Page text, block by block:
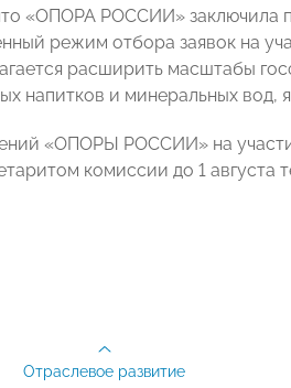
«ОПОРА РОССИИ» заключила
режим отбора заявок на
расширить масштабы
напитков и минеральных
«ОПОРЫ РОССИИ» на
комиссии до 1 августа
Отраслевое развитие